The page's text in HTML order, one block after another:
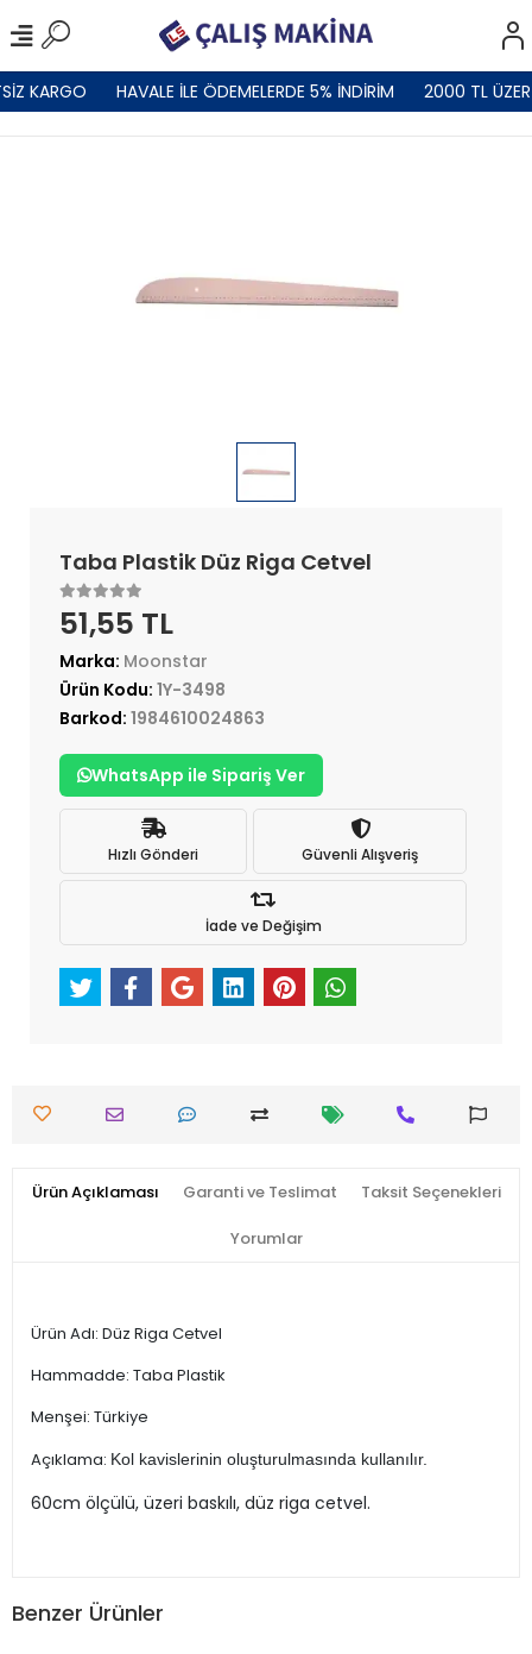
KARGO HAVALE İLE ÖDEMELERDE 5% İNDİRİM 2000 TL
Taba Plastik Düz Riga Cetvel
51,55 TL
Marka: Moonstar
Ürün Kodu: 1Y-3498
Barkod: 1984610024863
WhatsApp ile Sipariş Ver
Hızlı Gönderi Güvenli Alışveriş
İade ve Değişim
Ürün Açıklaması Garanti ve Teslimat Taksit Seçenekleri
Yorumlar
Ürün Adı: Düz Riga Cetvel
Hammadde: Taba Plastik
Menşei: Türkiye
Açıklama: Kol kavislerinin oluşturulmasında kullanılır.
60cm ölçülü, üzeri baskılı, düz riga cetvel.
Benzer Ürünler